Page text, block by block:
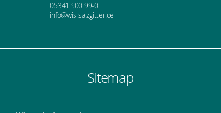
05341 900 99-0
info@wis-salzgitter.de
Sitemap